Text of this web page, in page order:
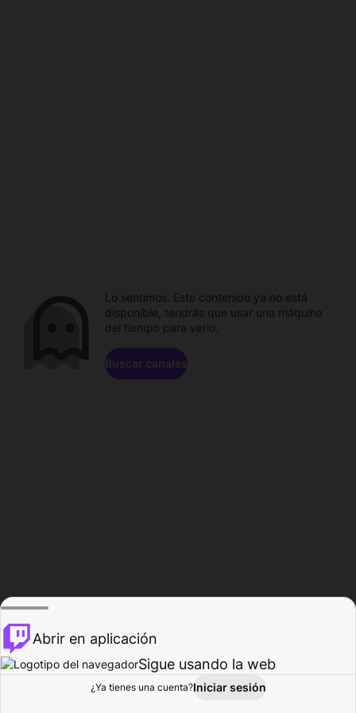
Explorar Actividad
Lo sentimos. Este contenido ya no está
disponible, tendrás que usar una máquina
del tiempo para verlo.
Buscar canales
Abrir en aplicación
Sigue usando la web
¿Ya tienes una cuenta?Iniciar sesión